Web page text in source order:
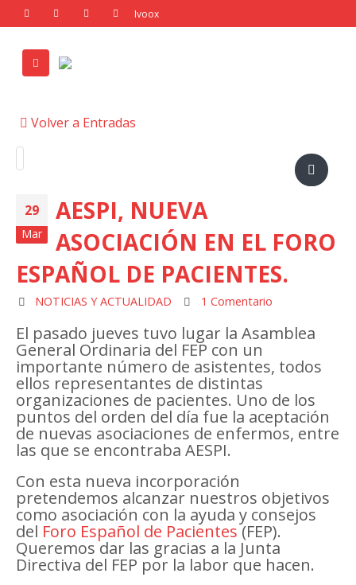
Volver a Entradas
29
Mar
AESPI, NUEVA
ASOCIACIÓN EN EL FORO
ESPAÑOL DE PACIENTES.
NOTICIAS Y ACTUALIDAD 1 Comentario
El pasado jueves tuvo lugar la Asamblea
General Ordinaria del FEP con un
importante número de asistentes, todos
ellos representantes de distintas
organizaciones de pacientes. Uno de los
puntos del orden del día fue la aceptación
de nuevas asociaciones de enfermos, entre
las que se encontraba AESPI.
Con esta nueva incorporación
pretendemos alcanzar nuestros objetivos
como asociación con la ayuda y consejos
del Foro Español de Pacientes(FEP).
Queremos dar las gracias a la Junta
Directiva del FEP por la labor que hacen.